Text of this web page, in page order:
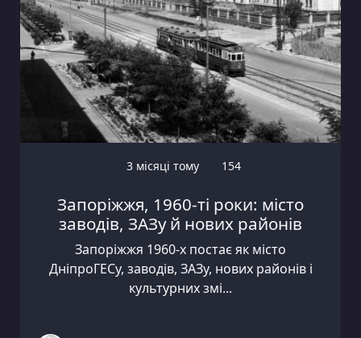
3 місяці тому 154
Запоріжжя, 1960-ті роки: місто
заводів, ЗАЗу й нових районів
Запоріжжя 1960-х постає як місто
ДніпроГЕСу, заводів, ЗАЗу, нових районів і
культурних змі...